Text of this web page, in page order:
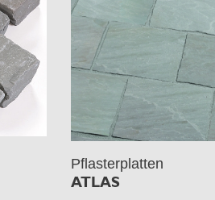
Pflasterplatten
ATLAS